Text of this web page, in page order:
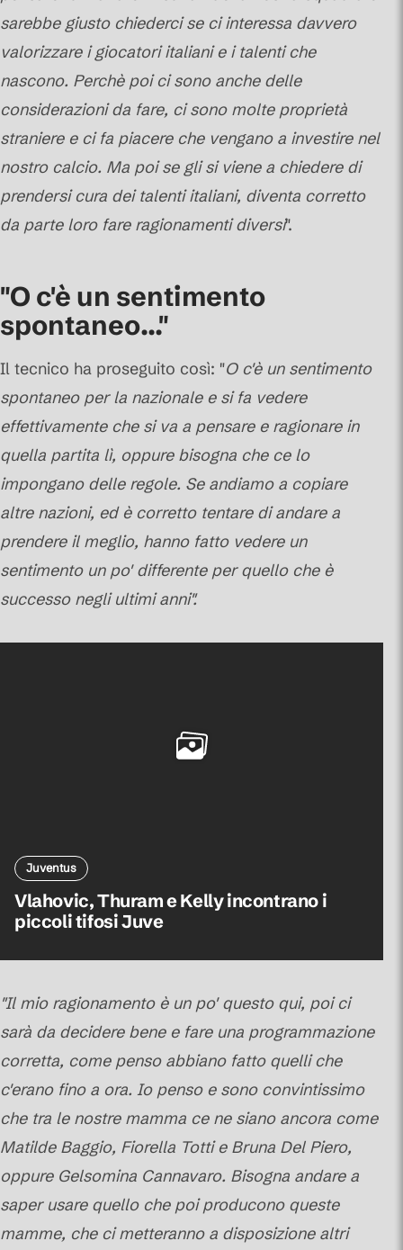
sarebbe giusto chiederci se ci interessa davvero
valorizzare i giocatori italiani e i talenti che
nascono. Perchè poi ci sono anche delle
considerazioni da fare, ci sono molte proprietà
straniere e ci fa piacere che vengano a investire nel
nostro calcio. Ma poi se gli si viene a chiedere di
prendersi cura dei talenti italiani, diventa corretto
da parte loro fare ragionamenti diversi".
"O c'è un sentimento
spontaneo..."
Il tecnico ha proseguito così: "O c'è un sentimento
spontaneo per la nazionale e si fa vedere
effettivamente che si va a pensare e ragionare in
quella partita lì, oppure bisogna che ce lo
impongano delle regole. Se andiamo a copiare
altre nazioni, ed è corretto tentare di andare a
prendere il meglio, hanno fatto vedere un
sentimento un po' differente per quello che è
successo negli ultimi anni".
Juventus
Vlahovic, Thuram e Kelly incontrano i
piccoli tifosi Juve
"Il mio ragionamento è un po' questo qui, poi ci
sarà da decidere bene e fare una programmazione
corretta, come penso abbiano fatto quelli che
c'erano fino a ora. Io penso e sono convintissimo
che tra le nostre mamma ce ne siano ancora come
Matilde Baggio, Fiorella Totti e Bruna Del Piero,
oppure Gelsomina Cannavaro. Bisogna andare a
saper usare quello che poi producono queste
mamme, che ci metteranno a disposizione altri